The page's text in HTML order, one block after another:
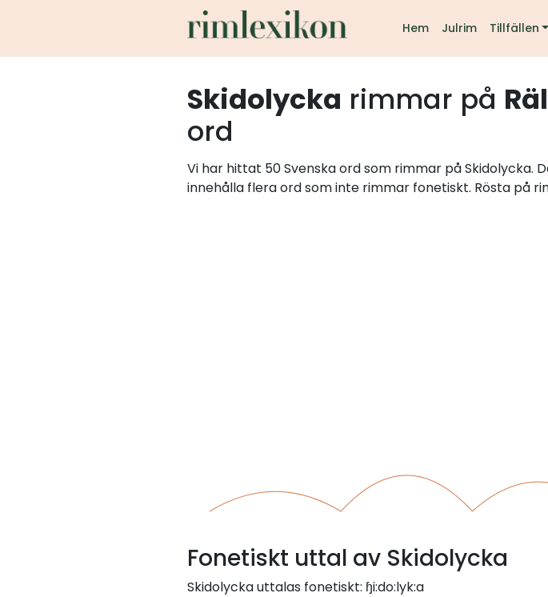
Hem Julrim Tillfällen
Skidolycka rimmar på
ord
Vi har hittat 50 Svenska ord som rimmar på Skidolycka.
innehålla flera ord som inte rimmar fonetiskt. Rösta på
Fonetiskt uttal av Skidolycka
Skidolycka uttalas fonetiskt: ɧi:do:lyk:a